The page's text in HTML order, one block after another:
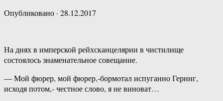
Опубликовано · 28.12.2017
На днях в имперской рейхсканцелярии в чистилище
состоялось знаменательное совещание.
— Мой фюрер, мой фюрер,-бормотал испуганно Геринг,
исходя потом,- честное слово, я не виноват…